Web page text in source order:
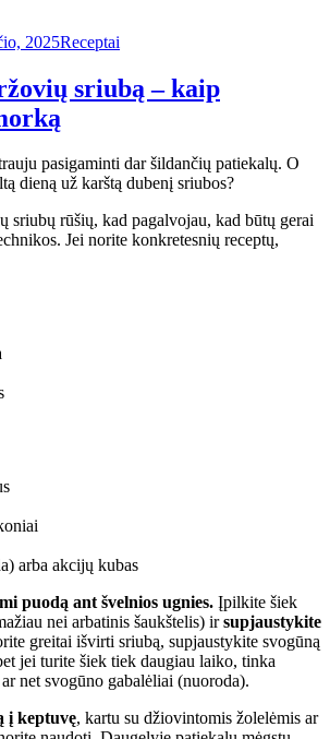
2025Receptai
sriubą – kaip
pasigaminti dar šildančių patiekalų. O
dieną už karštą dubenį sriubos?
sriubų rūšių, kad pagalvojau, kad būtų gerai
Jei norite konkretesnių receptų,
arba akcijų kubas
puodą ant švelnios ugnies. Įpilkite šiek
nei arbatinis šaukštelis) irsupjaustykite
greitai išvirti sriubą, supjaustykite svogūną
jei turite šiek tiek daugiau laiko, tinka
net svogūno gabalėliai (nuoroda).
į keptuvę, kartu su džiovintomis žolelėmis ar